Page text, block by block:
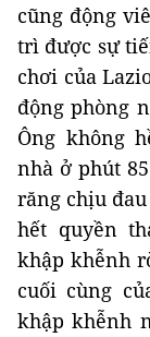
cũng động
trì được sự
chơi của
động phòng
Ông không
nhà ở phút
răng chịu
hết quyền
khập khễnh
cuối cùng
khập khễnh